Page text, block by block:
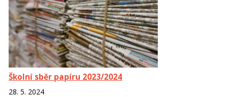
Školní sběr papíru 2023/2024
28. 5. 2024